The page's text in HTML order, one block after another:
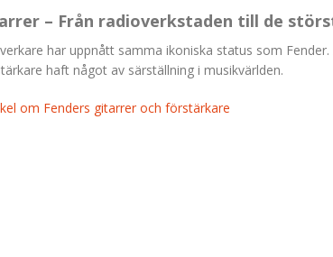
– Från radioverkstaden till de
har uppnått samma ikoniska status som
haft något av särställning i musikvärlden.
om Fenders gitarrer och förstärkare